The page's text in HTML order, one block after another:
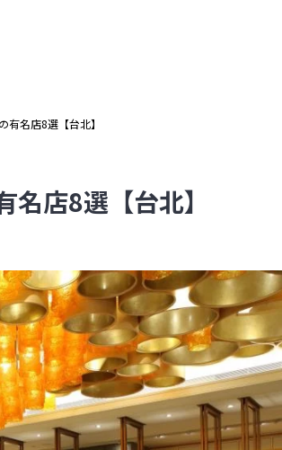
名店8選【台北】
店8選【台北】